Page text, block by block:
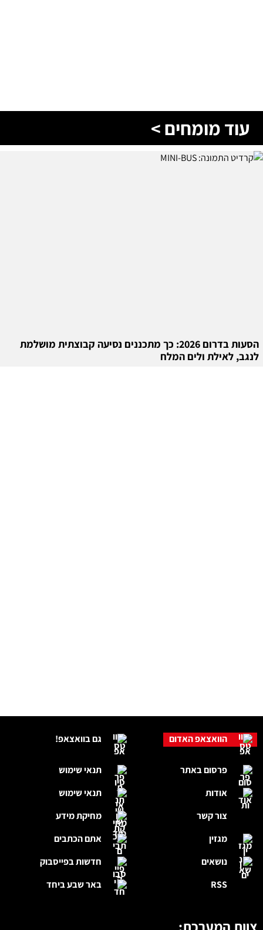
עוד מומחים >
הסעות בדרום 2026: כך מתכננים נסיעה קבוצתית מושלמת
לנגב, לאילת ולים המלח
גם בוואצאפ!
תנאי שימוש
תנאי שימוש
מחיקת מידע
אתם הכתבים
חדשות בפייסבוק
באר שבע ביחד
הוואצאפ האדום
פרסום באתר
אודות
צור קשר
מגזין
נושאים
RSS